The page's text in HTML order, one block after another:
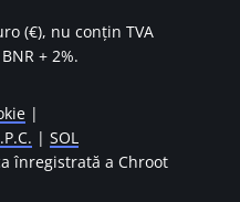
(€), nu conțin TVA
+ 2%.
|
| SOL
înregistrată a Chroot